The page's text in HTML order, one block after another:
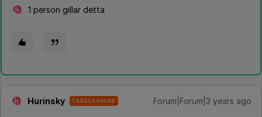
H 1 person gillar detta
H Hurinsky TRÅDSKAPARE Forum|Forum|3 years ago